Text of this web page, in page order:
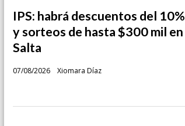
IPS: habrá descuentos del 10%
y sorteos de hasta $300 mil en
Salta
Xiomara Díaz
07/08/2026